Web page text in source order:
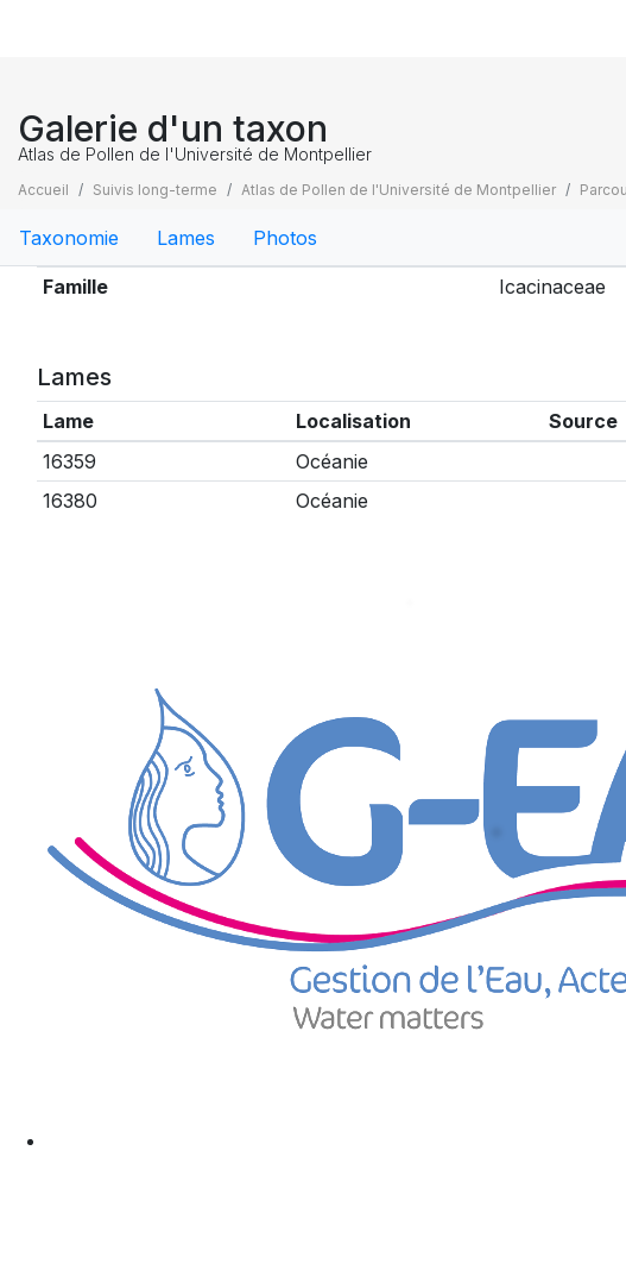
Galerie d'un taxon
Atlas de Pollen de l'Université de Montpellier
Accueil Suivis long-terme Atlas de Pollen de l'Université de Montpellier
Taxonomie Lames Photos
Taxonomie
Famille Icacinaceae
Lames
Lame Localisation Source
16359
Océanie
16380
Océanie